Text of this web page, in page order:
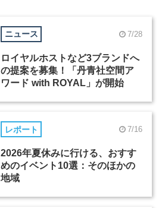
ニュース 7/28
ロイヤルホストなど3ブランドへ
の提案を募集！「丹青社空間ア
ワード with ROYAL」が開始
レポート 7/16
2026年夏休みに行ける、おすす
めのイベント10選：そのほかの
地域